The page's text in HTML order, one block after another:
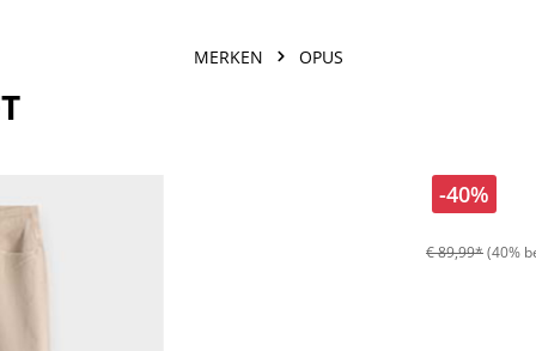
MERKEN OPUS
-40%
€ 89,99*(40%